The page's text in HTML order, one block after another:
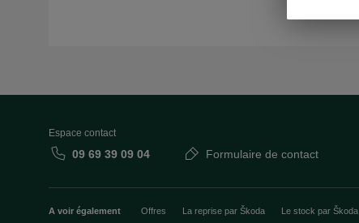
Espace contact
09 69 39 09 04 Formulaire de contact
A voir également Offres La reprise par Škoda Le stock par Škoda